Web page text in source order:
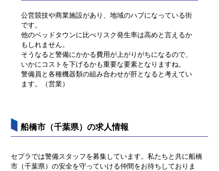
公営競技や商業施設があり、地域のハブになっている街
です。
他のベッドタウンに比べリスク発生率は高めと言えるか
もしれません。
そうなると警備にかかる費用が上がりがちになるので、
いかにコストを下げるかも重要な要素となりますね。
警備員と各種機器類の組み合わせが肝となると考えてい
ます。（営業）
船橋市（千葉県）の求人情報
セプラでは警備スタッフを募集しています。私たちと共に船橋
市（千葉県）の安全を守っていける仲間をお待ちしておりま